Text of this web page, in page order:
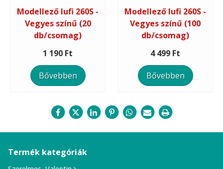
Modellező lufi 260S -
Vegyes színű (20
db/csomag)
1 190 Ft
Bővebben
Modellező lufi 260S -
Vegyes színű (100
db/csomag)
4 499 Ft
Bővebben
Termék kategóriák